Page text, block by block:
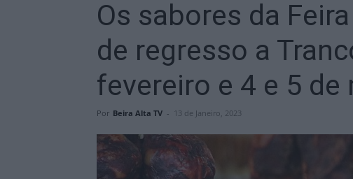
Os sabores da
de regresso a
fevereiro e 4 e 5 de
Por Beira Alta TV - 13 de Janeiro, 2023